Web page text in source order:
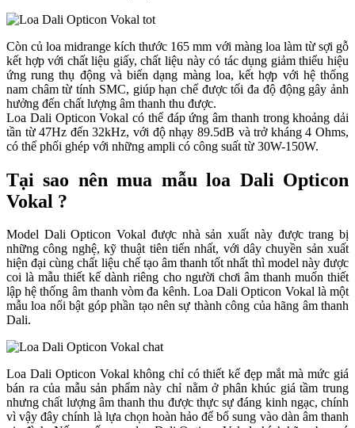
Còn củ loa midrange kích thước 165 mm với màng loa làm từ sợi gỗ
kết hợp với chất liệu giấy, chất liệu này có tác dụng giảm thiểu hiệu
ứng rung thụ động và biến dạng màng loa, kết hợp với hệ thống
nam châm từ tính SMC, giúp hạn chế được tối đa độ động gây ảnh
hưởng đến chất lượng âm thanh thu được.
Loa Dali Opticon Vokal có thể đáp ứng âm thanh trong khoảng dải
tần từ 47Hz đến 32kHz, với độ nhạy 89.5dB và trở kháng 4 Ohms,
có thể phối ghép với những ampli có công suất từ 30W-150W.
Tại sao nên mua mẫu loa Dali Opticon
Vokal ?
Model Dali Opticon Vokal được nhà sản xuất này được trang bị
những công nghệ, kỹ thuật tiên tiến nhất, với dây chuyền sản xuất
hiện đại cùng chất liệu chế tạo âm thanh tốt nhất thì model này được
coi là mẫu thiết kế dành riêng cho người chơi âm thanh muốn thiết
lập hệ thống âm thanh vòm đa kênh. Loa Dali Opticon Vokal là một
mẫu loa nổi bật góp phần tạo nên sự thành công của hãng âm thanh
Dali.
Loa Dali Opticon Vokal không chỉ có thiết kế đẹp mắt mà mức giá
bán ra của mẫu sản phẩm này chỉ nằm ở phân khúc giá tầm trung
nhưng chất lượng âm thanh thu được thực sự đáng kinh ngạc, chính
vì vậy đây chính là lựa chọn hoàn hảo để bổ sung vào dàn âm thanh